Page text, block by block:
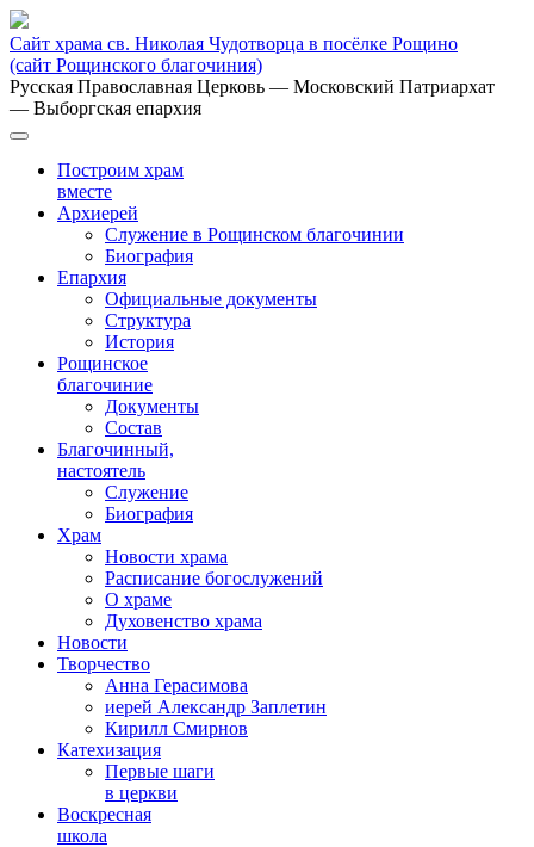
Сайт храма св. Николая Чудотворца в посёлке Рощино
(сайт Рощинского благочиния)
Русская Православная Церковь — Московский Патриархат
— Выборгская епархия
Построим храм
вместе
Архиерей
Служение в Рощинском благочинии
Биография
Епархия
Официальные документы
Структура
История
Рощинское
благочиние
Документы
Состав
Благочинный,
настоятель
Служение
Биография
Храм
Новости храма
Расписание богослужений
О храме
Духовенство храма
Новости
Творчество
Анна Герасимова
иерей Александр Заплетин
Кирилл Смирнов
Катехизация
Первые шаги
в церкви
Воскресная
школа